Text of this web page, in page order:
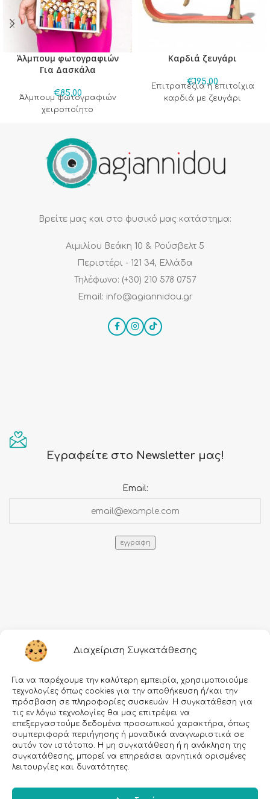
Διαχείριση Συγκατάθεσης
Για να παρέχουμε την καλύτερη εμπειρία, χρησιμοποιούμε
τεχνολογίες όπως cookies για την αποθήκευση ή/και την
πρόσβαση σε πληροφορίες συσκευών. Η συγκατάθεση για
τις εν λόγω τεχνολογίες θα μας επιτρέψει να
επεξεργαστούμε δεδομένα προσωπικού χαρακτήρα, όπως
συμπεριφορά περιήγησης ή μοναδικά αναγνωριστικά σε
αυτόν τον ιστότοπο. Η μη συγκατάθεση ή η ανάκληση της
συγκατάθεσης, μπορεί να επηρεάσει αρνητικά ορισμένες
λειτουργίες και δυνατότητες.
Άλμπουμ φωτογραφιών
Για Δασκάλα
€85,00
Άλμπουμ φωτογραφιών
χειροποίητο
Καρδιά ζευγάρι
€195,00
Επιτραπέζια ή επιτοίχια
καρδιά με ζευγάρι
Βρείτε μας και στο φυσικό μας κατάστημα:
Αιμιλίου Βεάκη 10 & Ρούσβελτ 5
Περιστέρι - 121 34, Ελλάδα
Τηλέφωνο: (+30) 210 578 0757
Email: info@agiannidou.gr
Εγραφείτε στο Newsletter μας!
Email:
Πληροφορίες
Τρόποι πληρωμής
Όροι χρήσης
Προσωπικά δεδομένα
Ασφάλεια συναλλαγών
GetDigital.gr